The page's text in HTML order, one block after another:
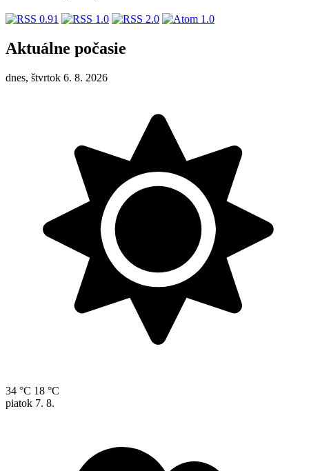
Aktuálne počasie
dnes, štvrtok 6. 8. 2026
34 °C 18 °C
piatok 7. 8.